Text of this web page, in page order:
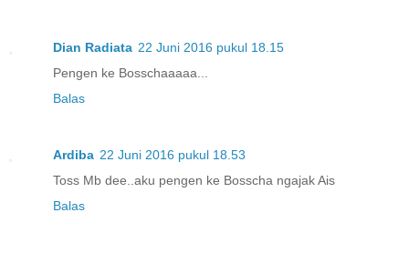
Dian Radiata 22 Juni 2016 pukul 18.15
Pengen ke Bosschaaaaa...
Balas
Ardiba 22 Juni 2016 pukul 18.53
Toss Mb dee..aku pengen ke Bosscha ngajak Ais
Balas